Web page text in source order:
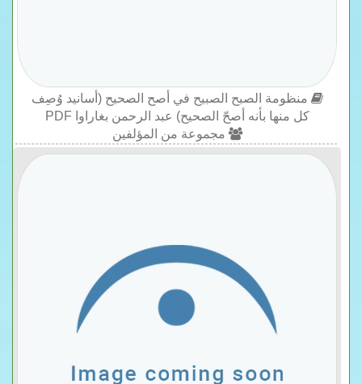
منظومة الصبح الصبيح في أصح الصحيح (أسانيد وُصِف
كل منها بأنه أصحّ الصحيح) عبد الرحمن بغاراوا PDF
مجموعة من المؤلفين